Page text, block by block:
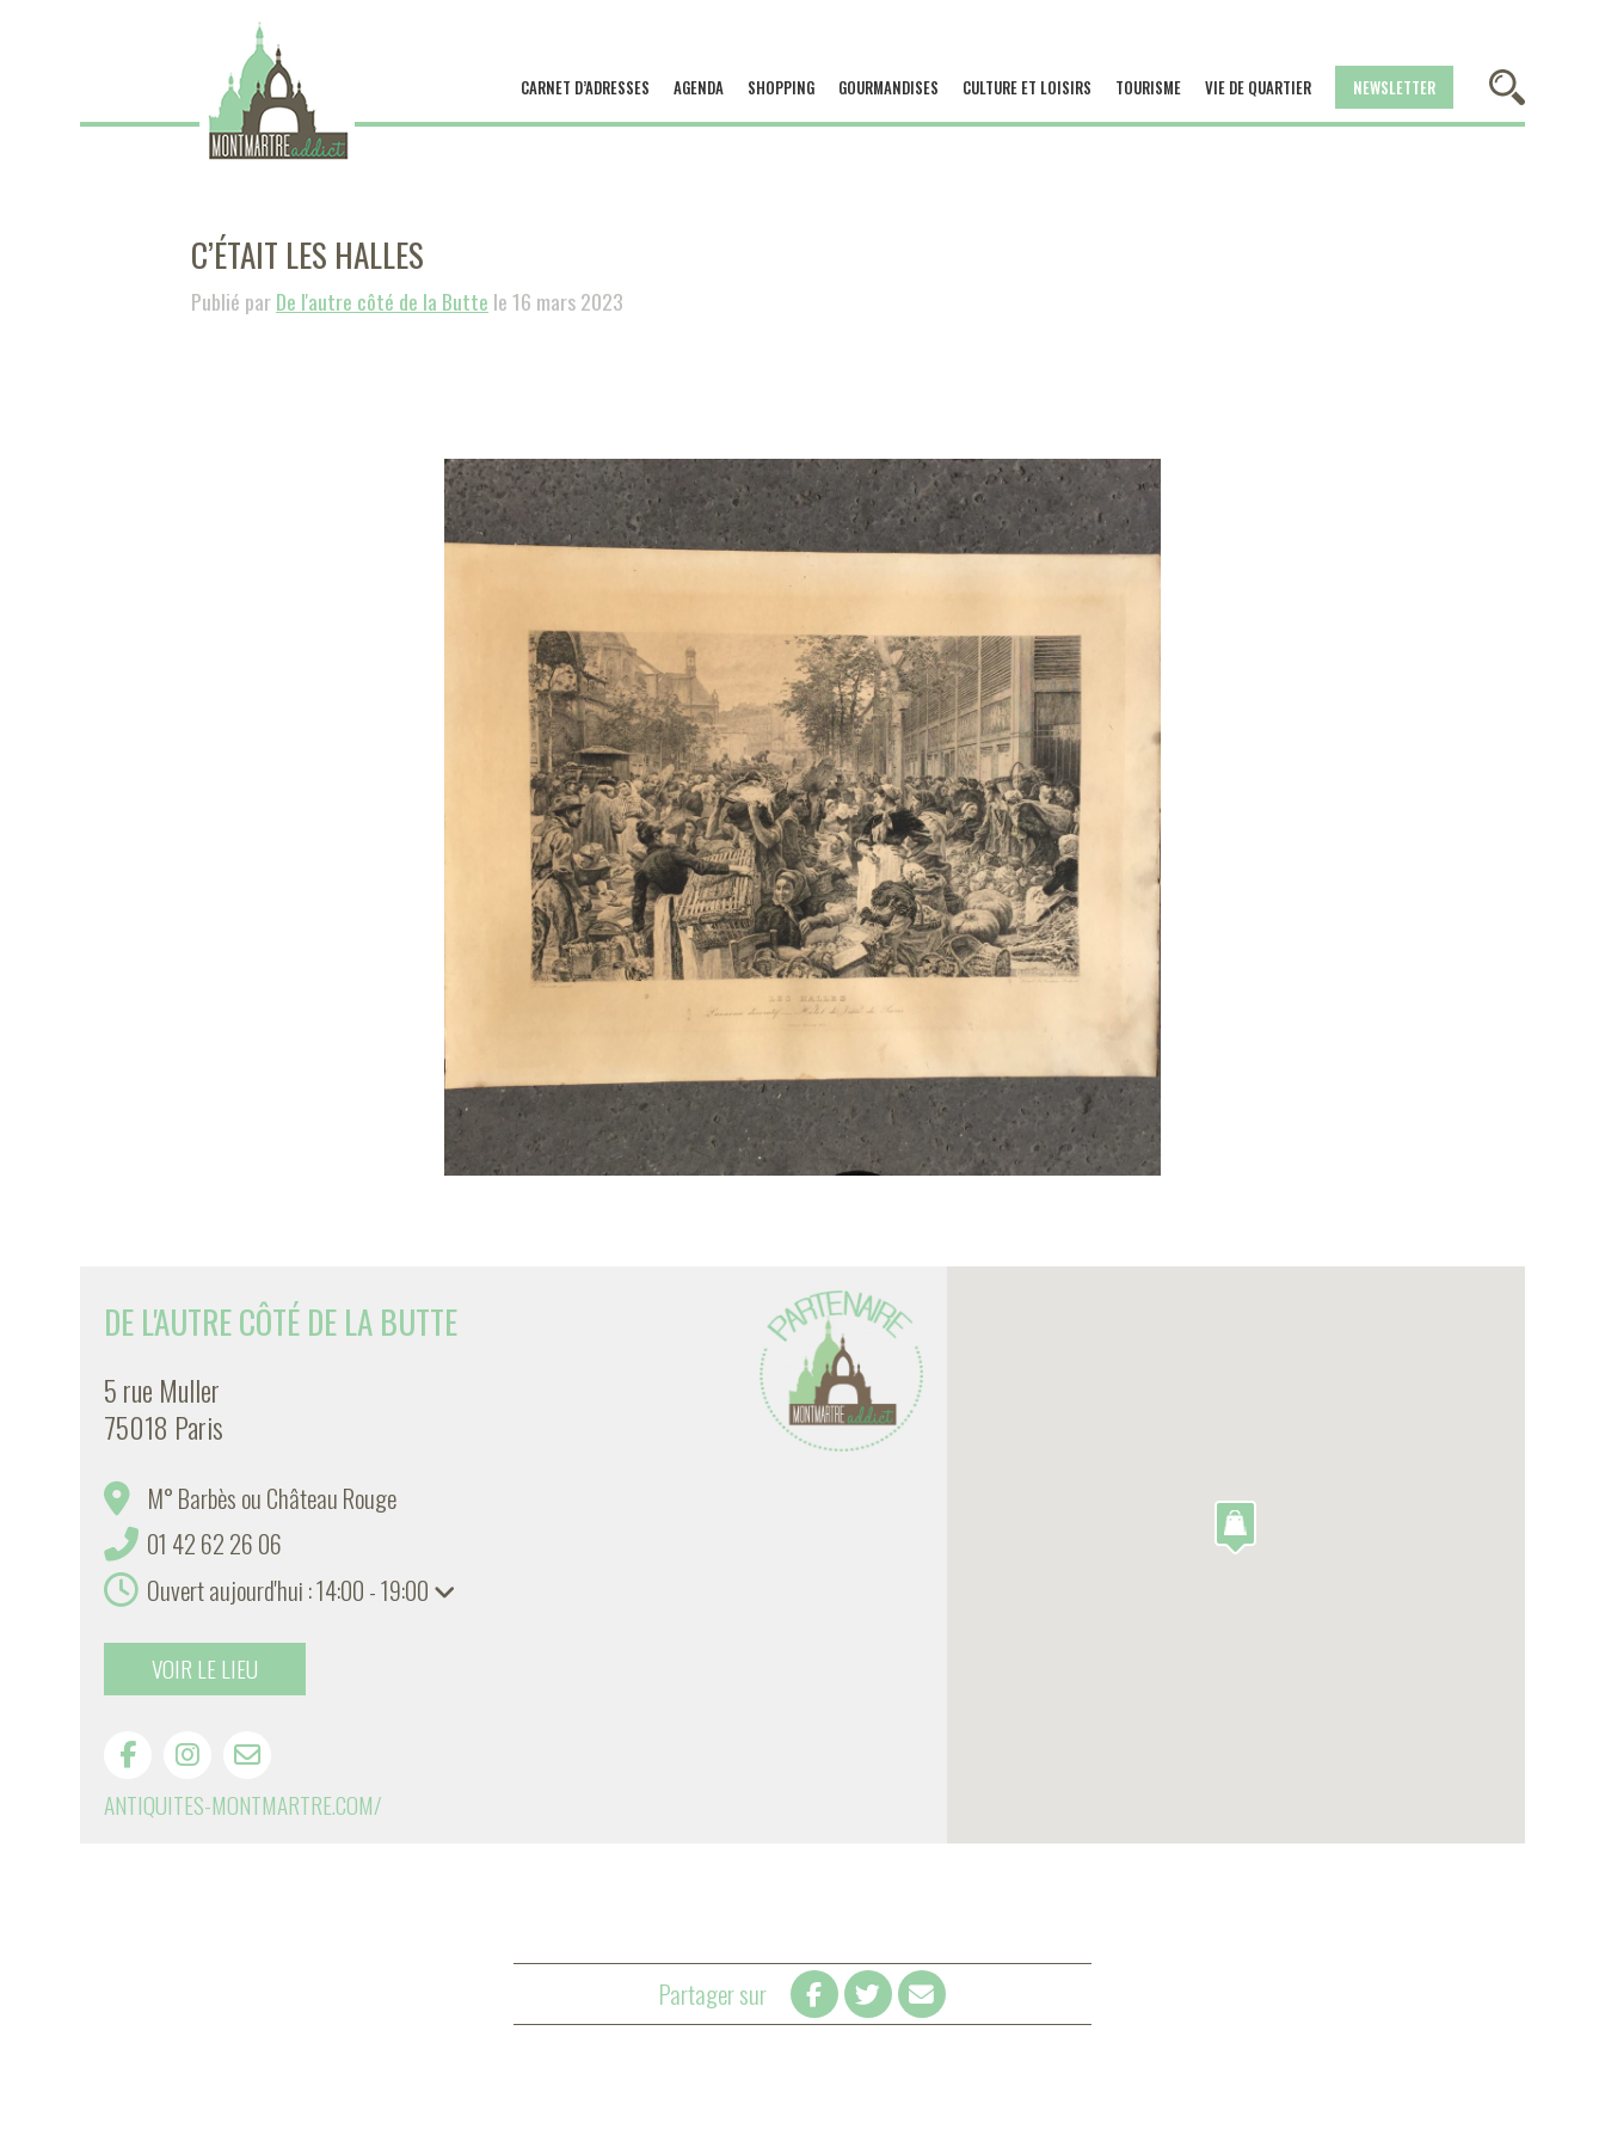
CARNET D’ADRESSES AGENDA SHOPPING GOURMANDISES CULTURE ET LOISIRS TOURISME VIE DE QUARTIER NEWSLETTER
C’ÉTAIT LES HALLES
Publié parDe l'autre côté de la Butte le 16 mars 2023
DE L'AUTRE CÔTÉ DE LA BUTTE
5 rue Muller
75018 Paris
M° Barbès ou Château Rouge
01 42 62 26 06
Ouvert aujourd'hui : 14:00 - 19:00
VOIR LE LIEU
ANTIQUITES-MONTMARTRE.COM/
Partager sur